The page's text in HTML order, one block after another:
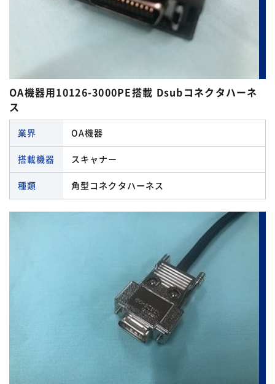
OA機器用10126-3000PE搭載 Dsubコネクタハーネ
ス
業界 OA機器
搭載機器 スキャナー
種類 角型コネクタハーネス